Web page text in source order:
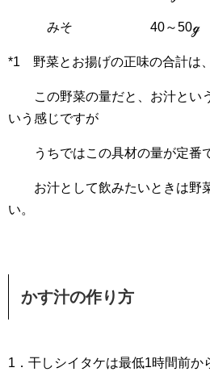
みそ 40～50ℊ
*1 野菜とお揚げの正味の合計は
この野菜の量だと、お汁とい
いう感じですが
うちではこの具材の量が定番で
お汁として飲みたいときは野
い。
かす汁の作り方
1．干しシイタケは最低1時間前か